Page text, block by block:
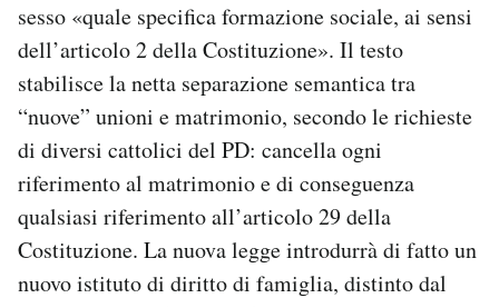
sesso «quale specifica formazione sociale, ai sensi
dell’articolo 2 della Costituzione». Il testo
stabilisce la netta separazione semantica tra
“nuove” unioni e matrimonio, secondo le richieste
di diversi cattolici del PD: cancella ogni
riferimento al matrimonio e di conseguenza
qualsiasi riferimento all’articolo 29 della
Costituzione. La nuova legge introdurrà di fatto un
nuovo istituto di diritto di famiglia, distinto dal